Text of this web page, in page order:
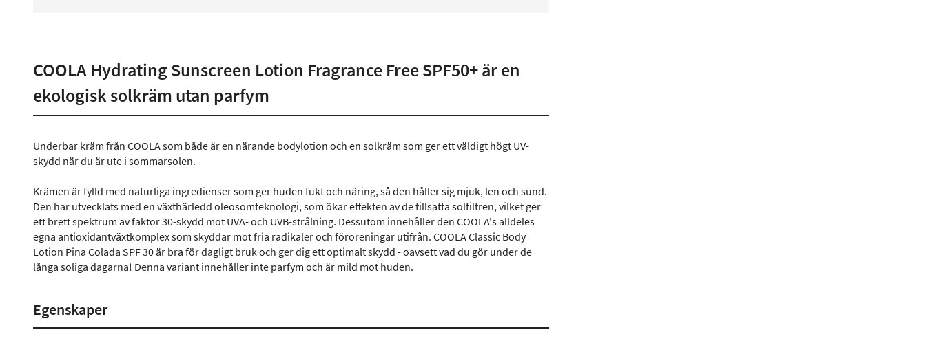
COOLA Hydrating Sunscreen Lotion Fragrance Free SPF50+ är en
ekologisk solkräm utan parfym
Underbar kräm från COOLA som både är en närande bodylotion och en solkräm som ger ett väldigt högt UV-
skydd när du är ute i sommarsolen.
Krämen är fylld med naturliga ingredienser som ger huden fukt och näring, så den håller sig mjuk, len och sund.
Den har utvecklats med en växthärledd oleosomteknologi, som ökar effekten av de tillsatta solfiltren, vilket ger
ett brett spektrum av faktor 30-skydd mot UVA- och UVB-strålning. Dessutom innehåller den COOLA's alldeles
egna antioxidantväxtkomplex som skyddar mot fria radikaler och föroreningar utifrån. COOLA Classic Body
Lotion Pina Colada SPF 30 är bra för dagligt bruk och ger dig ett optimalt skydd - oavsett vad du gör under de
långa soliga dagarna! Denna variant innehåller inte parfym och är mild mot huden.
Egenskaper